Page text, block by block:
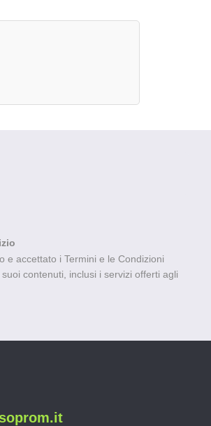
e accettato i Termini e le Condizioni
contenuti, inclusi i servizi offerti agli